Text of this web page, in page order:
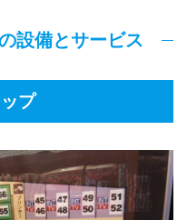
設備とサービス
プ